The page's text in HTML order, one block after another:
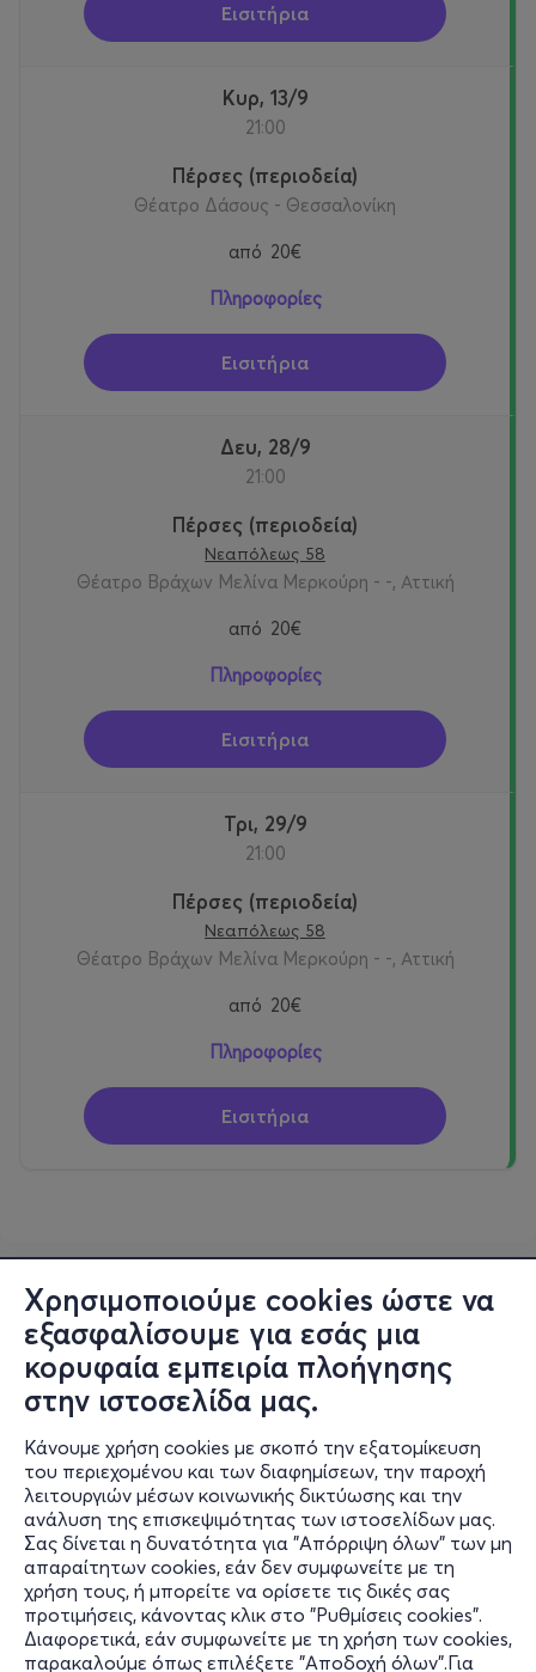
Χρησιμοποιούμε cookies ώστε να
εξασφαλίσουμε για εσάς μια
κορυφαία εμπειρία πλοήγησης
στην ιστοσελίδα μας.
Κάνουμε χρήση cookies με σκοπό την εξατομίκευση
του περιεχομένου και των διαφημίσεων, την παροχή
λειτουργιών μέσων κοινωνικής δικτύωσης και την
ανάλυση της επισκεψιμότητας των ιστοσελίδων μας.
Σας δίνεται η δυνατότητα για "Απόρριψη όλων" των μη
απαραίτητων cookies, εάν δεν συμφωνείτε με τη
χρήση τους, ή μπορείτε να ορίσετε τις δικές σας
προτιμήσεις, κάνοντας κλικ στο "Ρυθμίσεις cookies".
Διαφορετικά, εάν συμφωνείτε με τη χρήση των cookies,
παρακαλούμε όπως επιλέξετε "Αποδοχή όλων".Για
Εισιτήρια
Κυρ, 13/9
21:00
Πέρσες (περιοδεία)
Θέατρο Δάσους - Θεσσαλονίκη
από 20€
Πληροφορίες
Εισιτήρια
Δευ, 28/9
21:00
Πέρσες (περιοδεία)
Νεαπόλεως 58
Θέατρο Βράχων Μελίνα Μερκούρη - -, Αττική
από 20€
Πληροφορίες
Εισιτήρια
Τρι, 29/9
21:00
Πέρσες (περιοδεία)
Νεαπόλεως 58
Θέατρο Βράχων Μελίνα Μερκούρη - -, Αττική
από 20€
Πληροφορίες
Εισιτήρια
Πληροφορίες
Υποστήριξη
Stay Connected